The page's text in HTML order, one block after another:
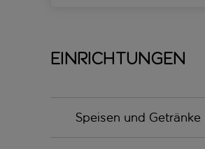
Einrichtungen
Speisen und Getränke